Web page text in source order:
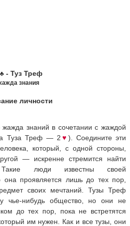
♣ - Туз Треф
знания
личности
знаний в сочетании с жаждой
Туза Треф — 2 ♥ ). Соедините эти
который, с одной стороны,
— искренне стремится найти
Такие люди известны своей
она проявляется лишь до тех пор,
своих мечтаний. Тузы Треф
чье-нибудь общество, но они не
до тех пор, пока не встретятся
им нужен. Как и все тузы, они